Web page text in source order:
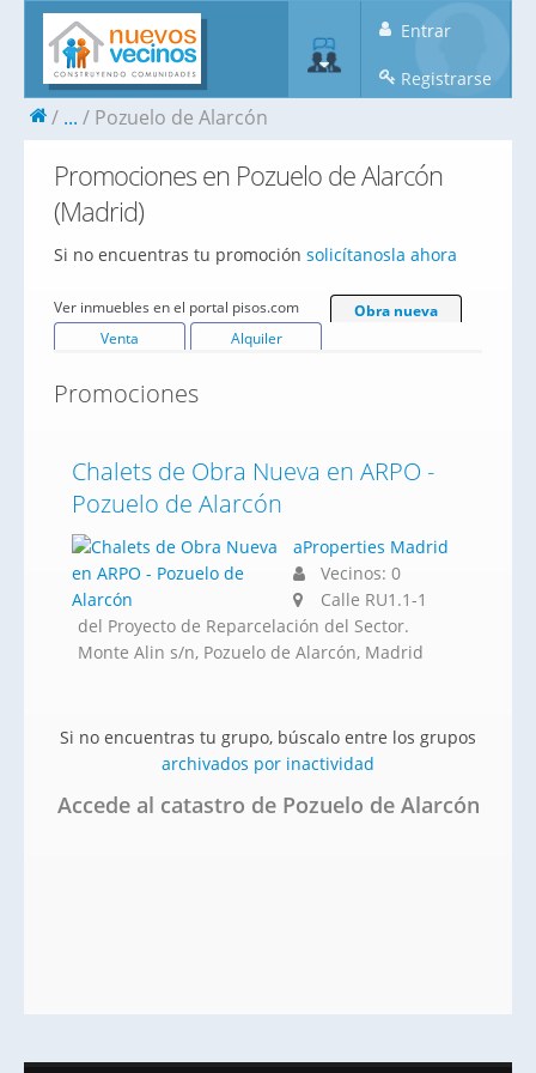
Entrar
Registrarse
... Pozuelo de Alarcón
Promociones en Pozuelo de Alarcón
(Madrid)
Si no encuentras tu promoción solicítanosla ahora
Ver inmuebles en el portal pisos.com
Obra nueva
Venta
Alquiler
Promociones
Chalets de Obra Nueva en ARPO -
Pozuelo de Alarcón
aProperties Madrid
Vecinos: 0
Calle RU1.1-1
del Proyecto de Reparcelación del Sector.
Monte Alin s/n, Pozuelo de Alarcón, Madrid
Si no encuentras tu grupo, búscalo entre los grupos
archivados por inactividad
Accede al catastro de Pozuelo de Alarcón